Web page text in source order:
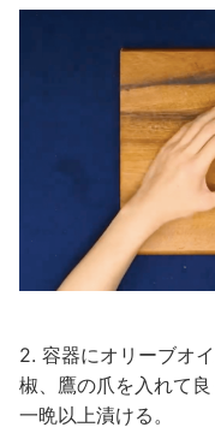
2. 容器にオリーブオ
椒、鷹の爪を入れて
一晩以上漬ける。